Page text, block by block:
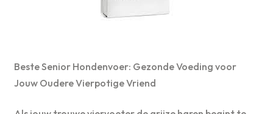
Beste Senior Hondenvoer: Gezonde Voeding voor
Jouw Oudere Vierpotige Vriend